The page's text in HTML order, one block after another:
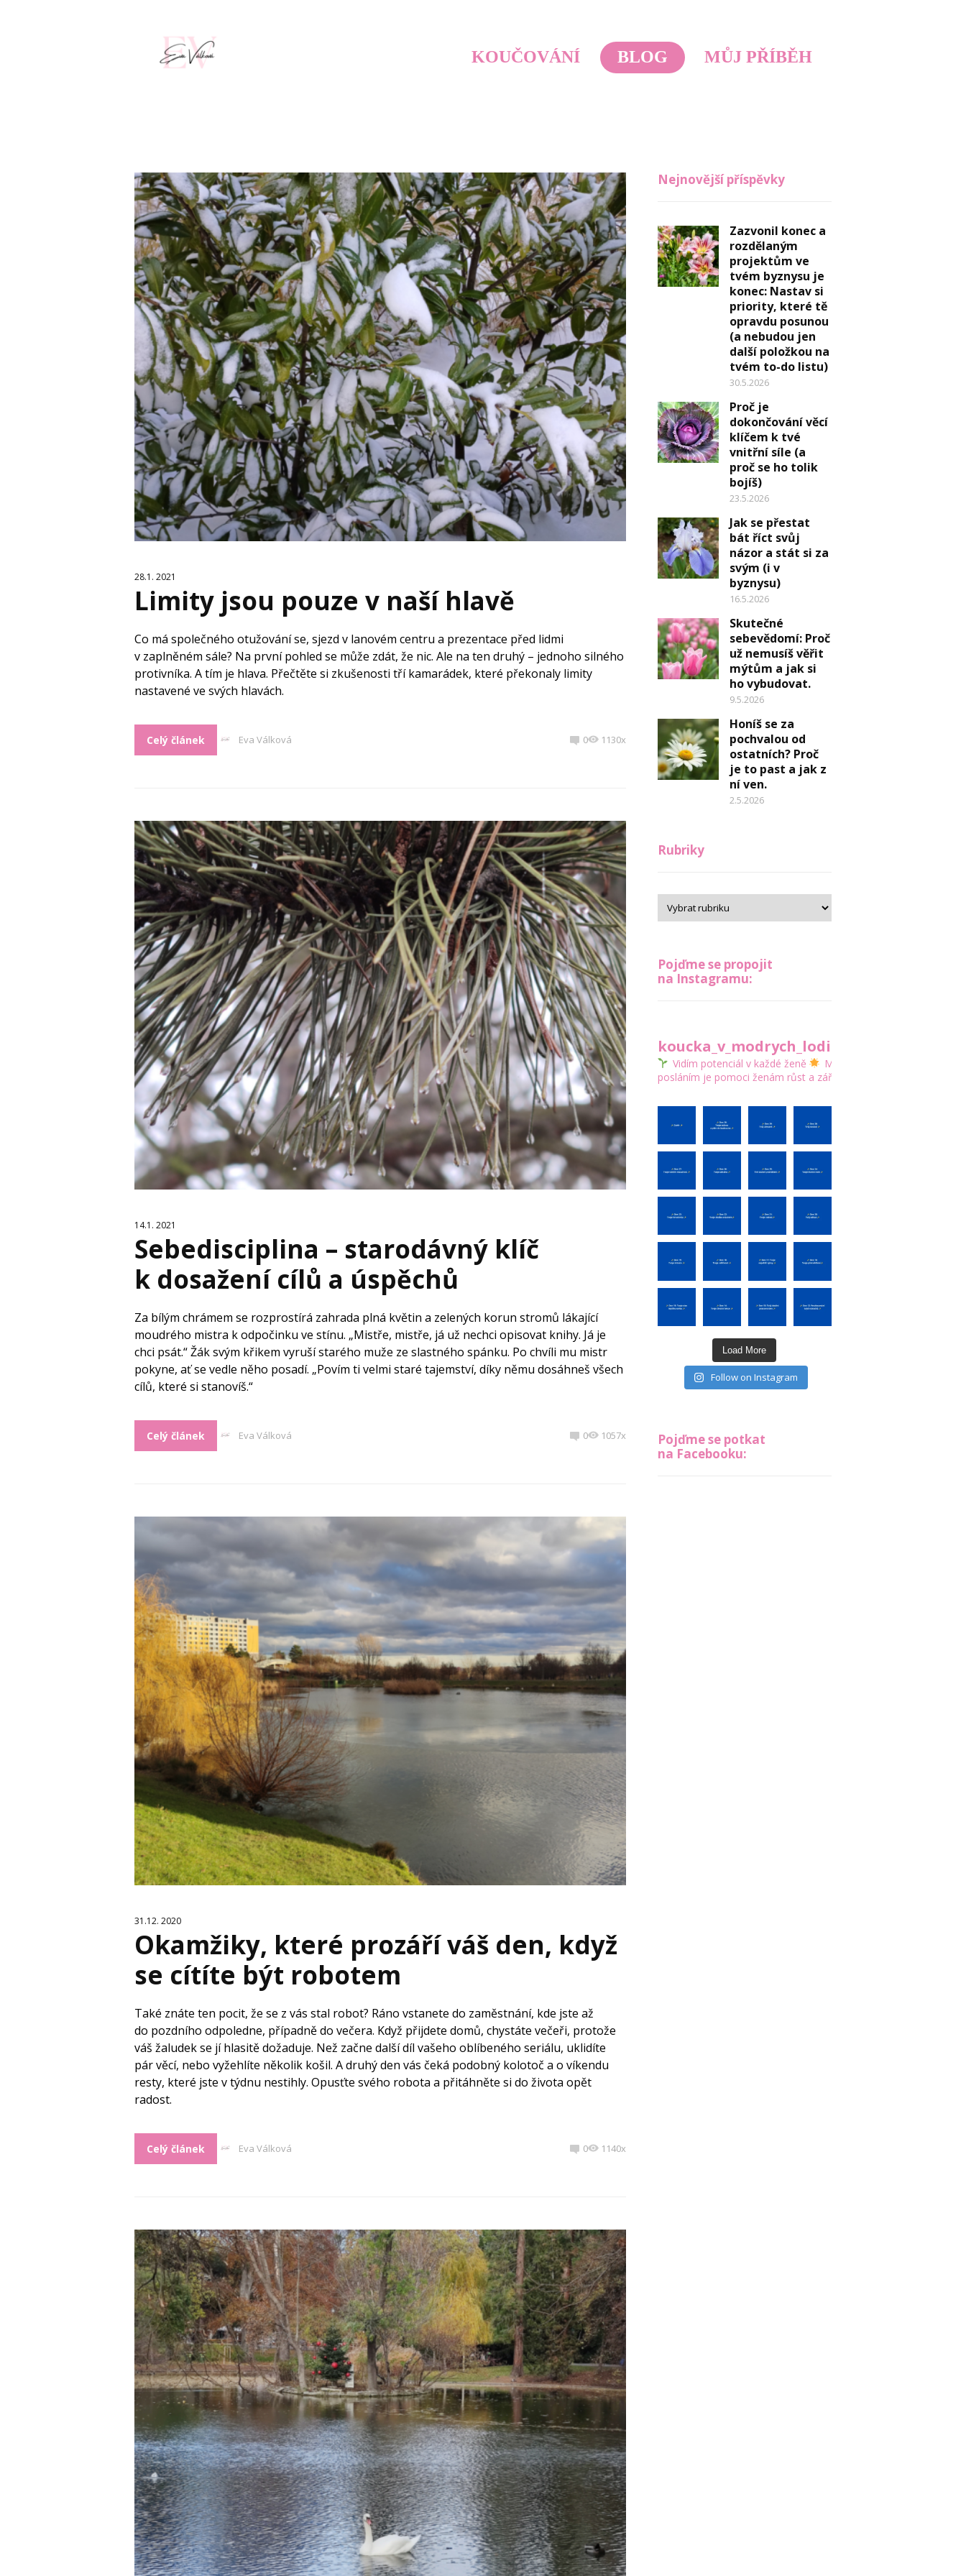
KOUČOVÁNÍ BLOG MŮJ PŘÍBĚH
28.1. 2021
Limity jsou pouze v naší hlavě
Co má společného otužování se, sjezd v lanovém centru a prezentace před lidmi
v zaplněném sále? Na první pohled se může zdát, že nic. Ale na ten druhý – jednoho silného
protivníka. A tím je hlava. Přečtěte si zkušenosti tří kamarádek, které překonaly limity
nastavené ve svých hlavách.
Celý článek Eva Válková 0 1130x
14.1. 2021
Sebedisciplina – starodávný klíč
k dosažení cílů a úspěchů
Za bílým chrámem se rozprostírá zahrada plná květin a zelených korun stromů lákající
moudrého mistra k odpočinku ve stínu. „Mistře, mistře, já už nechci opisovat knihy. Já je
chci psát.“ Žák svým křikem vyruší starého muže ze slastného spánku. Po chvíli mu mistr
pokyne, ať se vedle něho posadí. „Povím ti velmi staré tajemství, díky němu dosáhneš všech
cílů, které si stanovíš.“
Celý článek Eva Válková 0 1057x
31.12. 2020
Okamžiky, které prozáří váš den, když
se cítíte být robotem
Také znáte ten pocit, že se z vás stal robot? Ráno vstanete do zaměstnání, kde jste až
do pozdního odpoledne, případně do večera. Když přijdete domů, chystáte večeři, protože
váš žaludek se jí hlasitě dožaduje. Než začne další díl vašeho oblíbeného seriálu, uklidíte
pár věcí, nebo vyžehlíte několik košil. A druhý den vás čeká podobný kolotoč a o víkendu
resty, které jste v týdnu nestihly. Opusťte svého robota a přitáhněte si do života opět
radost.
Celý článek Eva Válková 0 1140x
Nejnovější příspěvky
Zazvonil konec a
rozdělaným
projektům ve
tvém byznysu je
konec: Nastav si
priority, které tě
opravdu posunou
(a nebudou jen
další položkou na
tvém to-do listu)
30.5.2026
Proč je
dokončování věcí
klíčem k tvé
vnitřní síle (a
proč se ho tolik
bojíš)
23.5.2026
Jak se přestat
bát říct svůj
názor a stát si za
svým (i v
byznysu)
16.5.2026
Skutečné
sebevědomí: Proč
už nemusíš věřit
mýtům a jak si
ho vybudovat.
9.5.2026
Honíš se za
pochvalou od
ostatních? Proč
je to past a jak z
ní ven.
2.5.2026
Rubriky
Pojďme se propojit
na Instagramu:
koucka_v_modrych_lodickach
Vidím potenciál v každé ženě
Mým
posláním je pomoci ženám růst a zářit
Load More
Follow on Instagram
Pojďme se potkat
na Facebooku: